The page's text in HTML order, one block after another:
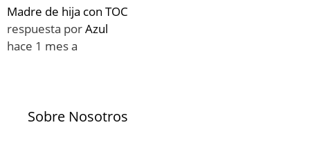
Madre de hija con TOC
respuesta porAzul
hace 1 mes a
Sobre Nosotros